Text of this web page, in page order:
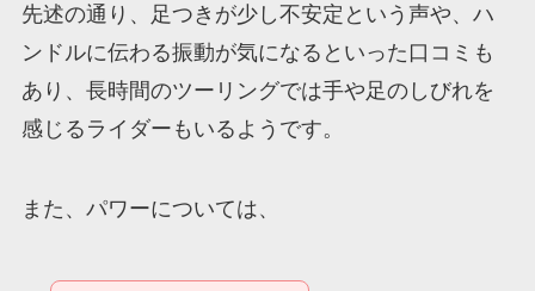
先述の通り、足つきが少し不安定という声や、ハ
ンドルに伝わる振動が気になるといった口コミも
あり、長時間のツーリングでは手や足のしびれを
感じるライダーもいるようです。
また、パワーについては、